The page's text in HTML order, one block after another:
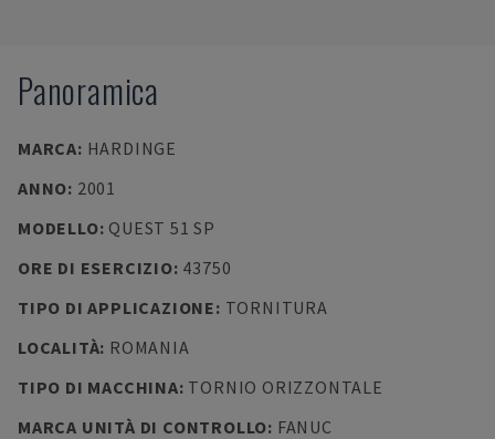
Panoramica
MARCA: HARDINGE
ANNO: 2001
MODELLO: QUEST 51 SP
ORE DI ESERCIZIO: 43750
TIPO DI APPLICAZIONE: TORNITURA
LOCALITÀ: ROMANIA
TIPO DI MACCHINA: TORNIO ORIZZONTALE
MARCA UNITÀ DI CONTROLLO: FANUC